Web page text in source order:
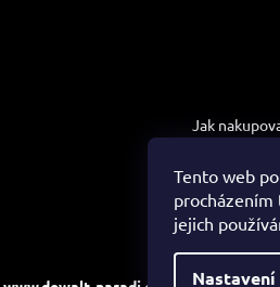
Tento web
jejich
Nastavení
Jak
Podmínky
údajů